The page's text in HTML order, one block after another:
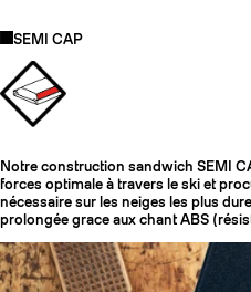
SEMI CAP
Notre construction sandwich SEMI
forces optimale à travers le ski et
nécessaire sur les neiges les plus
prolongée grace aux chant ABS